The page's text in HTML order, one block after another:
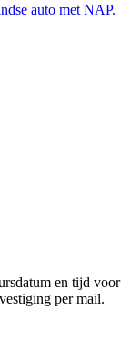
auto met NAP.
en tijd voor
per mail.